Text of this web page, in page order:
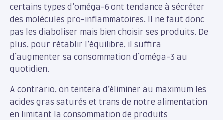
certains types d’oméga-6 ont tendance à sécréter
des molécules pro-inflammatoires. Il ne faut donc
pas les diaboliser mais bien choisir ses produits. De
plus, pour rétablir l’équilibre, il suffira
d’augmenter sa consommation d’oméga-3 au
quotidien.
A contrario, on tentera d’éliminer au maximum les
acides gras saturés et trans de notre alimentation
en limitant la consommation de produits